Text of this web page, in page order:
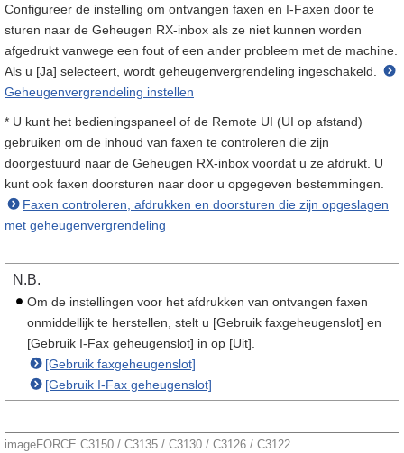
Configureer de instelling om ontvangen faxen en I-Faxen door te
sturen naar de Geheugen RX-inbox als ze niet kunnen worden
afgedrukt vanwege een fout of een ander probleem met de machine.
Als u [Ja] selecteert, wordt geheugenvergrendeling ingeschakeld.
Geheugenvergrendeling instellen
* U kunt het bedieningspaneel of de Remote UI (UI op afstand)
gebruiken om de inhoud van faxen te controleren die zijn
doorgestuurd naar de Geheugen RX-inbox voordat u ze afdrukt. U
kunt ook faxen doorsturen naar door u opgegeven bestemmingen.
Faxen controleren, afdrukken en doorsturen die zijn opgeslagen
met geheugenvergrendeling
N.B.
Om de instellingen voor het afdrukken van ontvangen faxen
onmiddellijk te herstellen, stelt u [Gebruik faxgeheugenslot] en
[Gebruik I-Fax geheugenslot] in op [Uit].
[Gebruik faxgeheugenslot]
[Gebruik I-Fax geheugenslot]
imageFORCE C3150 / C3135 / C3130 / C3126 / C3122